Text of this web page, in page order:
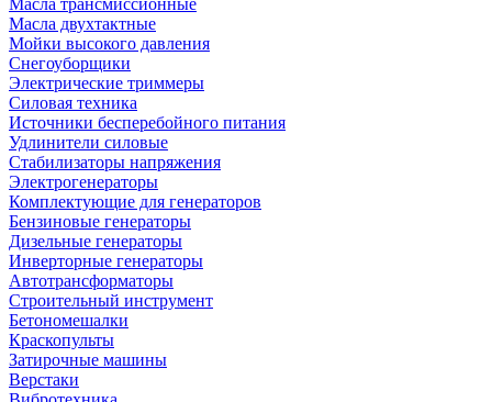
Масла трансмиссионные
Масла двухтактные
Мойки высокого давления
Снегоуборщики
Электрические триммеры
Силовая техника
Источники бесперебойного питания
Удлинители силовые
Стабилизаторы напряжения
Электрогенераторы
Комплектующие для генераторов
Бензиновые генераторы
Дизельные генераторы
Инверторные генераторы
Автотрансформаторы
Строительный инструмент
Бетономешалки
Краскопульты
Затирочные машины
Верстаки